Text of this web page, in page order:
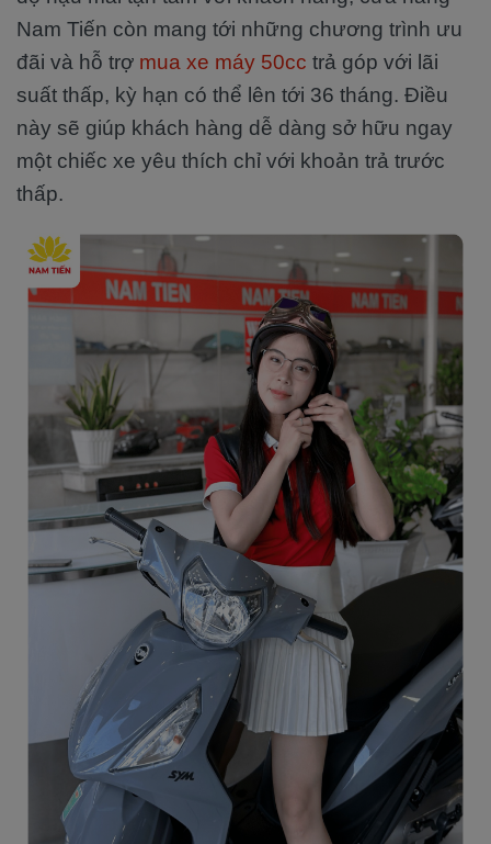
Nam Tiến còn mang tới những chương trình ưu
đãi và hỗ trợ mua xe máy 50cc trả góp với lãi
suất thấp, kỳ hạn có thể lên tới 36 tháng. Điều
này sẽ giúp khách hàng dễ dàng sở hữu ngay
một chiếc xe yêu thích chỉ với khoản trả trước
thấp.